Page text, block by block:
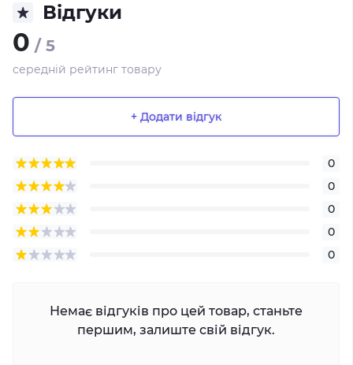
Відгуки
0 / 5
середній рейтинг товару
+ Додати відгук
0
0
0
0
0
Немає відгуків про цей товар, станьте
першим, залиште свій відгук.